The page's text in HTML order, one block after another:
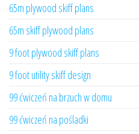
65m plywood skiff plans
65m skiff plywood plans
9 foot plywood skiff plans
9 foot utility skiff design
99 ćwiczeń na brzuch w domu
99 ćwiczeń na pośladki